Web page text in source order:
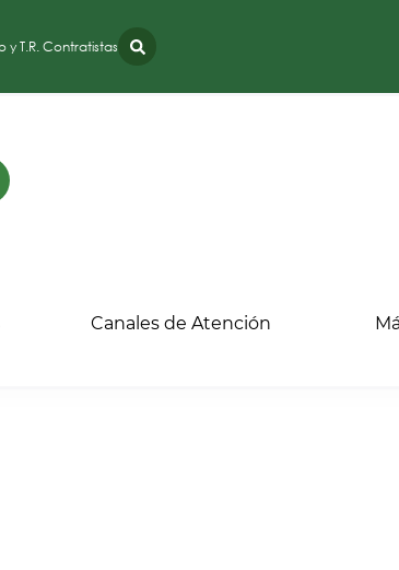
T.R. Contratistas
Canales de Atención